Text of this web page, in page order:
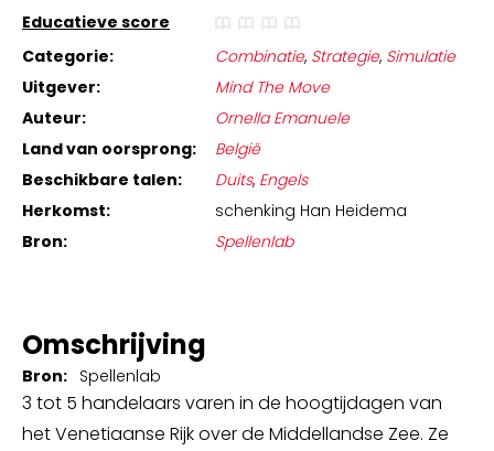
Educatieve score
Categorie:
Combinatie, Strategie, Simulatie
Uitgever:
Mind The Move
Auteur:
Ornella Emanuele
Land van oorsprong:
België
Beschikbare talen:
Duits, Engels
Herkomst:
schenking Han Heidema
Bron:
Spellenlab
Omschrijving
Bron: Spellenlab
3 tot 5 handelaars varen in de hoogtijdagen van
het Venetiaanse Rijk over de Middellandse Zee. Ze